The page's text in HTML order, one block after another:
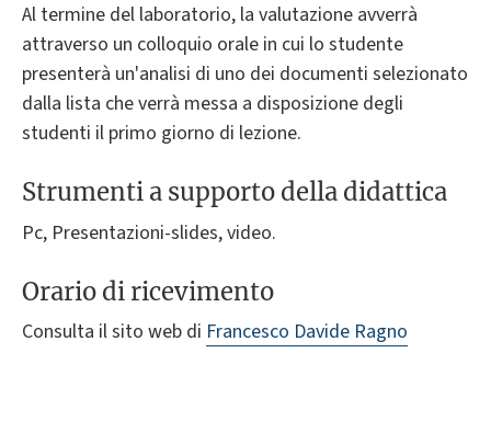
Al termine del laboratorio, la valutazione avverrà
attraverso un colloquio orale in cui lo studente
presenterà un'analisi di uno dei documenti selezionato
dalla lista che verrà messa a disposizione degli
studenti il primo giorno di lezione.
Strumenti a supporto della didattica
Pc, Presentazioni-slides, video.
Orario di ricevimento
Consulta il sito web di Francesco Davide Ragno